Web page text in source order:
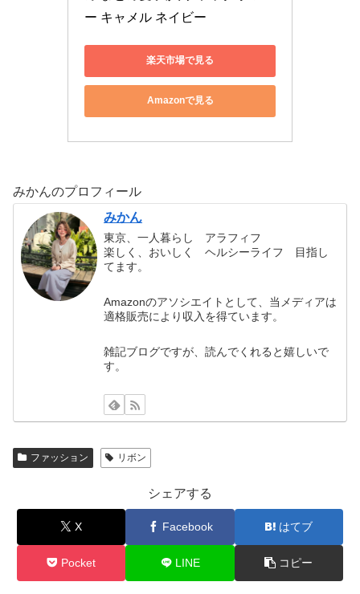
ー キャメル ネイビー
楽天市場で見る
Amazonで見る
みかんのプロフィール
みかん
東京、一人暮らし アラフィフ
楽しく、おいしく ヘルシーライフ 目指し
てます。
Amazonのアソシエイトとして、当メディアは
適格販売により収入を得ています。
雑記ブログですが、読んでくれると嬉しいで
す。
ファッション リボン
シェアする
X Facebook はてブ
Pocket LINE コピー